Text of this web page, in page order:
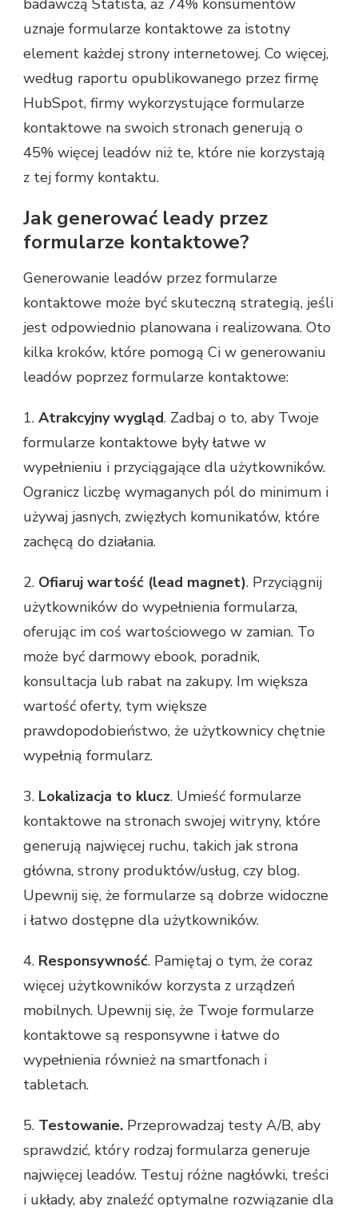
uznaje formularze kontaktowe za istotny
element każdej strony internetowej. Co więcej,
według raportu opublikowanego przez firmę
HubSpot, firmy wykorzystujące formularze
kontaktowe na swoich stronach generują o
45% więcej leadów niż te, które nie korzystają
z tej formy kontaktu.
Jak generować leady przez
formularze kontaktowe?
Generowanie leadów przez formularze
kontaktowe może być skuteczną strategią, jeśli
jest odpowiednio planowana i realizowana. Oto
kilka kroków, które pomogą Ci w generowaniu
leadów poprzez formularze kontaktowe:
1. Atrakcyjny wygląd. Zadbaj o to, aby Twoje
formularze kontaktowe były łatwe w
wypełnieniu i przyciągające dla użytkowników.
Ogranicz liczbę wymaganych pól do minimum i
używaj jasnych, zwięzłych komunikatów, które
zachęcą do działania.
2. Ofiaruj wartość (lead magnet). Przyciągnij
użytkowników do wypełnienia formularza,
oferując im coś wartościowego w zamian. To
może być darmowy ebook, poradnik,
konsultacja lub rabat na zakupy. Im większa
wartość oferty, tym większe
prawdopodobieństwo, że użytkownicy chętnie
wypełnią formularz.
3. Lokalizacja to klucz. Umieść formularze
kontaktowe na stronach swojej witryny, które
generują najwięcej ruchu, takich jak strona
główna, strony produktów/usług, czy blog.
Upewnij się, że formularze są dobrze widoczne
i łatwo dostępne dla użytkowników.
4. Responsywność. Pamiętaj o tym, że coraz
więcej użytkowników korzysta z urządzeń
mobilnych. Upewnij się, że Twoje formularze
kontaktowe są responsywne i łatwe do
wypełnienia również na smartfonach i
tabletach.
5. Testowanie. Przeprowadzaj testy A/B, aby
sprawdzić, który rodzaj formularza generuje
najwięcej leadów. Testuj różne nagłówki, treści
i układy, aby znaleźć optymalne rozwiązanie dla